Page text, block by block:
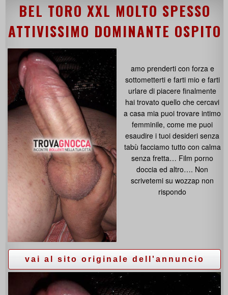
BEL TORO XXL MOLTO SPESSO
ATTIVISSIMO DOMINANTE OSPITO
amo prenderti con forza e
sottometterti e farti mio e farti
urlare di piacere finalmente
hai trovato quello che cercavi
a casa mia puoi trovare intimo
femminile, come me puoi
esaudire i tuoi desideri senza
tabù facciamo tutto con calma
senza fretta… Film porno
doccia ed altro…. Non
scrivetemi su wozzap non
rispondo